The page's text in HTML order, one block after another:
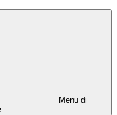
Menu di